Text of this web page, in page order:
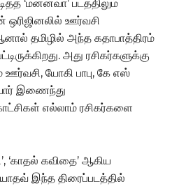
‘மன்னவா’ படத்திலும்
ஒரிஜினலில் ஊர்வசி
தமிழில் அந்த கதாபாத்திரம்
அது ரசிகர்களுக்கு
யோகி பாபு, கே எஸ்
இணைந்து
எல்லாம் ரசிகர்களை
‘காதல் கவிதை’ ஆகிய
இந்த திரைப்படத்தில்